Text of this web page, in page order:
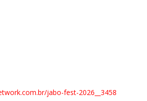
jabo-fest-2026__3458